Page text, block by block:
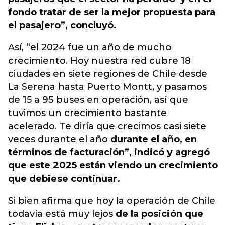
fondo tratar de ser la mejor propuesta para
el pasajero”, concluyó.
Así, “el 2024 fue un año de mucho
crecimiento. Hoy nuestra red cubre 18
ciudades en siete regiones de Chile desde
La Serena hasta Puerto Montt, y pasamos
de 15 a 95 buses en operación, así que
tuvimos un crecimiento bastante
acelerado. Te diría que crecimos casi siete
veces durante el año durante el año, en
términos de facturación”, indicó y agregó
que este 2025 están viendo un crecimiento
que debiese continuar.
Si bien afirma que hoy la operación de Chile
todavía está muy lejos de la posición que